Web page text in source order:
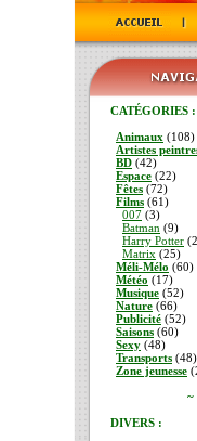
CATÉGORIES :
Animaux (108)
Artistes
BD (42)
Espace (22)
Fêtes (72)
Films (61)
007 (3)
Batman (9)
Harry Potter
Matrix (25)
Méli-Mélo (60)
Météo (17)
Musique (52)
Nature (66)
Publicité (52)
Saisons (60)
Sexy (48)
Transports (48)
Zone jeunesse
~
DIVERS :